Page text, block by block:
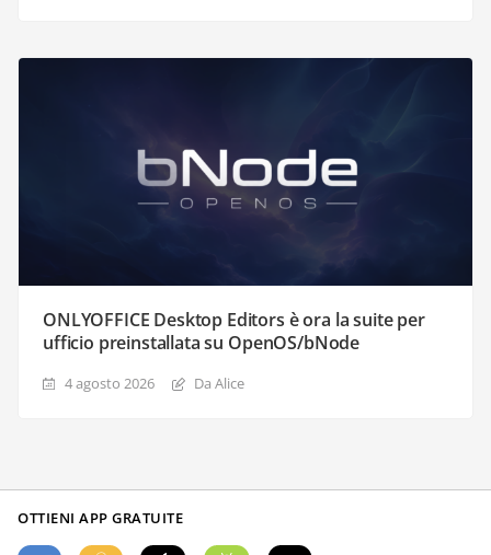
ONLYOFFICE Desktop Editors è ora la suite per
ufficio preinstallata su OpenOS/bNode
4 agosto 2026 Da Alice
OTTIENI APP GRATUITE